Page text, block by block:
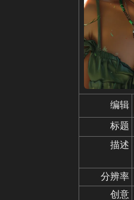
编辑
标题
描述
分辨率
创意